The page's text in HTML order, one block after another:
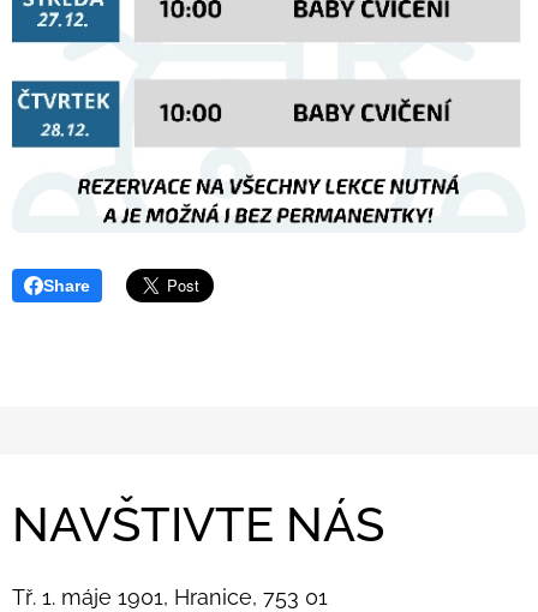
Share
NAVŠTIVTE NÁS
Tř. 1. máje 1901, Hranice, 753 01